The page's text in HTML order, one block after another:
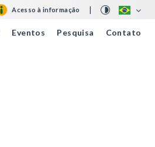
Acesso à informação |
Eventos Pesquisa Contato